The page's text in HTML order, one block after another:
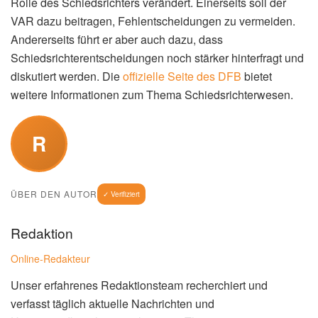
Die Rolle des Schiedsrichters im
modernen Fußball
komplex und anspruchsvoll. Er muss nicht nur die Regeln
korrekt anwenden, sondern auch in der Lage sein, das